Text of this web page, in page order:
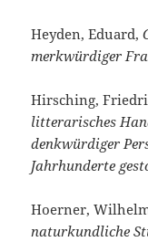
Heyden, Eduard,
merkwürdiger
Hirsching,
litterarisches
denkwürdiger
Jahrhunderte
Hoerner,
naturkundliche